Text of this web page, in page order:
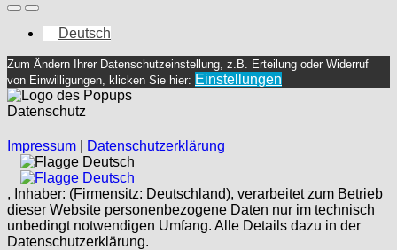
Deutsch
Zum Ändern Ihrer Datenschutzeinstellung, z.B. Erteilung oder Widerruf
von Einwilligungen, klicken Sie hier: Einstellungen
Datenschutz
Impressum
Datenschutzerklärung
Deutsch
Deutsch
, Inhaber: (Firmensitz: Deutschland), verarbeitet zum Betrieb
dieser Website personenbezogene Daten nur im technisch
unbedingt notwendigen Umfang. Alle Details dazu in der
Datenschutzerklärung.